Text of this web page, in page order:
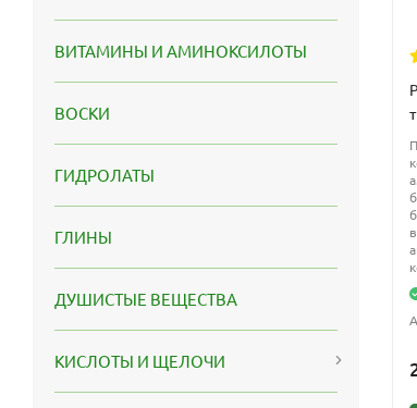
ВИТАМИНЫ И АМИНОКСИЛОТЫ
ВОСКИ
ГИДРОЛАТЫ
ГЛИНЫ
ДУШИСТЫЕ ВЕЩЕСТВА
КИСЛОТЫ И ЩЕЛОЧИ